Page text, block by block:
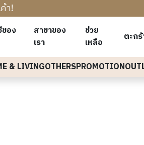
า!
อง
สาขาของ
เรา
ช่วย
เหลือ
ตะก
& LIVINGOTHERSPROMOTION